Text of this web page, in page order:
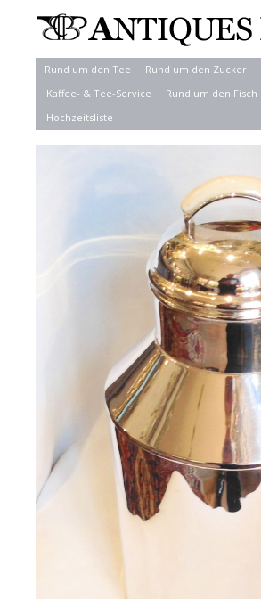
Rund um den Tee Rund um den Zucker
Kaffee- & Tee-Service
Rund um den Fisch
Hochzeitsliste